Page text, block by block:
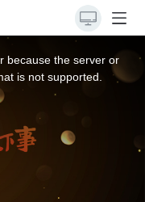
because the server or
is not supported.